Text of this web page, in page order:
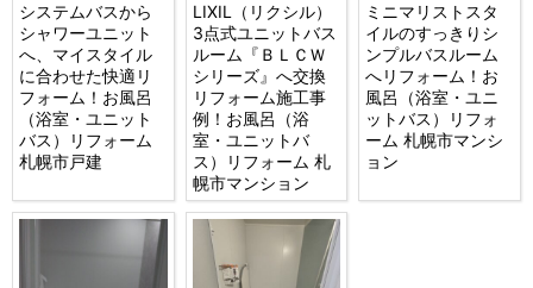
システムバスから
シャワーユニット
へ、マイスタイル
に合わせた快適リ
フォーム！お風呂
（浴室・ユニット
バス）リフォーム
札幌市戸建
LIXIL（リクシル）
3点式ユニットバス
ルーム『ＢＬＣＷ
シリーズ』へ交換
リフォーム施工事
例！お風呂（浴
室・ユニットバ
ス）リフォーム 札
幌市マンション
ミニマリストスタ
イルのすっきりシ
ンプルバスルーム
へリフォーム！お
風呂（浴室・ユニ
ットバス）リフォ
ーム 札幌市マンシ
ョン